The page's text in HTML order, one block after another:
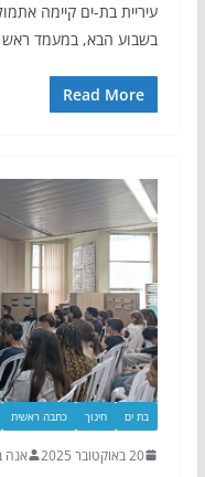
עיריית בת-ים קיימה
בשבוע הבא, במעמד ראש
Read More
בת ים חינוך כתבה ראשית
20 באוקטובר 2025 אנה